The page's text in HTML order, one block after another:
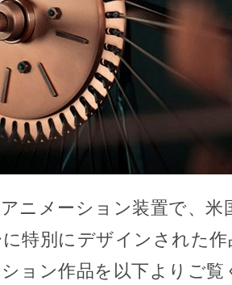
ニメーション装置で、米
特別にデザインされた
ョン作品を以下よりご覧